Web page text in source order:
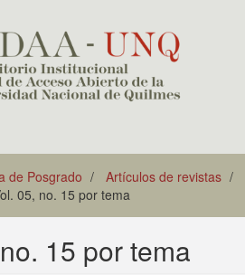
de Posgrado Artículos de revistas
05, no. 15 por tema
15 por tema